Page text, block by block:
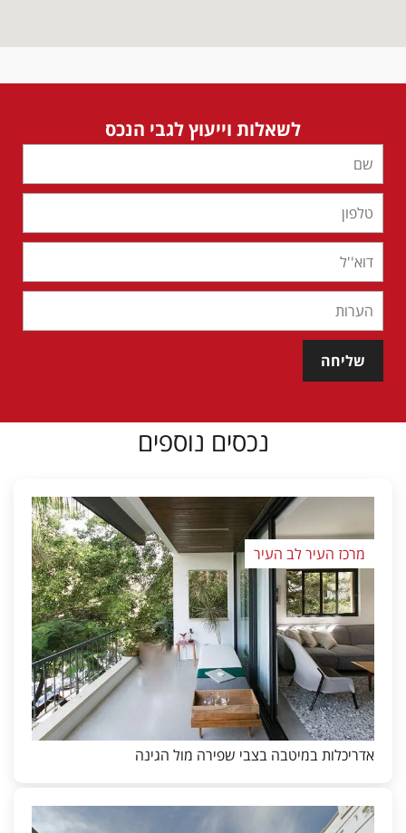
לשאלות וייעוץ לגבי הנכס
שליחה
נכסים נוספים
מרכז העיר לב העיר
אדריכלות במיטבה בצבי שפירה מול הגינה